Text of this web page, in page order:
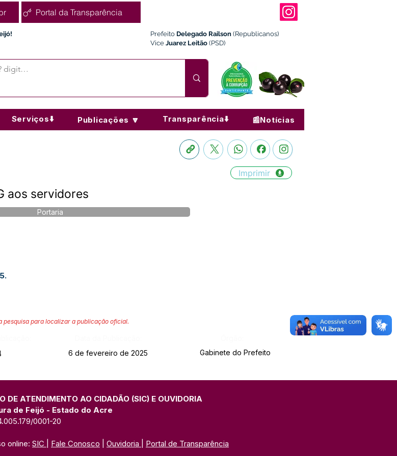
Portal da Transparência
Prefeito Delegado Railson (Republicanos)
Vice Juarez Leitão (PSD)
Serviços⬇️ Publicações 🔽 Transparência⬇️ 📰Notícias
Imprimir
aos servidores
Portaria
pesquisa para localizar a publicação oficial.
6 de fevereiro de 2025 Gabinete do Prefeito
DE ATENDIMENTO AO CIDADÃO (SIC) E OUVIDORIA
de Feijó - Estado do Acre
0001-20
online: SIC Fale Conosco Ouvidoria Portal de Transparência